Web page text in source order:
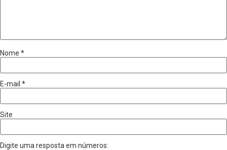
Nome *
E-mail *
Site
Digite uma resposta em números: